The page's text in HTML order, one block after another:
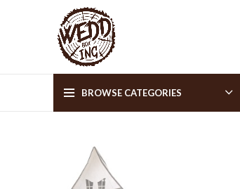
BROWSE CATEGORIES